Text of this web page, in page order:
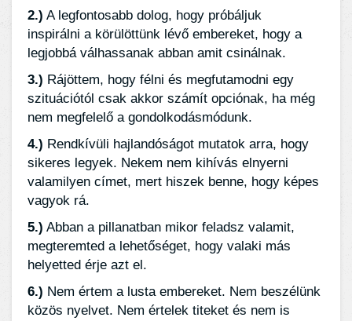
2.) A legfontosabb dolog, hogy próbáljuk
inspirálni a körülöttünk lévő embereket, hogy a
legjobbá válhassanak abban amit csinálnak.
3.) Rájöttem, hogy félni és megfutamodni egy
szituációtól csak akkor számít opciónak, ha még
nem megfelelő a gondolkodásmódunk.
4.) Rendkívüli hajlandóságot mutatok arra, hogy
sikeres legyek. Nekem nem kihívás elnyerni
valamilyen címet, mert hiszek benne, hogy képes
vagyok rá.
5.) Abban a pillanatban mikor feladsz valamit,
megteremted a lehetőséget, hogy valaki más
helyetted érje azt el.
6.) Nem értem a lusta embereket. Nem beszélünk
közös nyelvet. Nem értelek titeket és nem is